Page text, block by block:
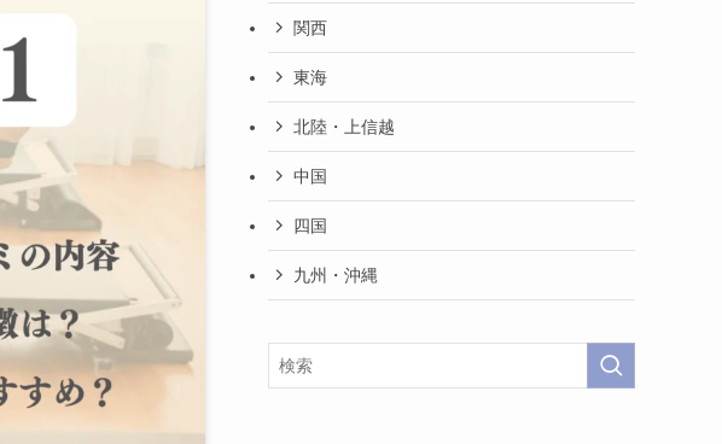
関西
東海
北陸・上信越
中国
四国
九州・沖縄